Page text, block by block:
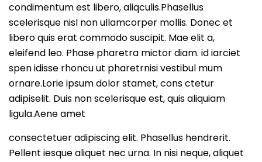
condimentum est libero, aliqculis.Phasellus
scelerisque nisl non ullamcorper mollis. Donec et
libero quis erat commodo suscipit. Mae elit a,
eleifend leo. Phase pharetra mictor diam. id iarciet
spen idisse rhoncu ut pharetrnisi vestibul mum
ornare.Lorie ipsum dolor stamet, cons ctetur
adipiselit. Duis non scelerisque est, quis aliquiam
ligula.Aene amet
consectetuer adipiscing elit. Phasellus hendrerit.
Pellent iesque aliquet nec urna. In nisi neque, aliquet